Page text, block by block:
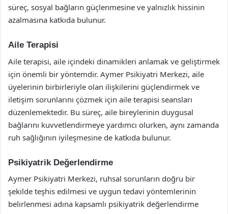
süreç, sosyal bağların güçlenmesine ve yalnızlık hissinin
azalmasına katkıda bulunur.
Aile Terapisi
Aile terapisi, aile içindeki dinamikleri anlamak ve geliştirmek
için önemli bir yöntemdir. Aymer Psikiyatri Merkezi, aile
üyelerinin birbirleriyle olan ilişkilerini güçlendirmek ve
iletişim sorunlarını çözmek için aile terapisi seansları
düzenlemektedir. Bu süreç, aile bireylerinin duygusal
bağlarını kuvvetlendirmeye yardımcı olurken, aynı zamanda
ruh sağlığının iyileşmesine de katkıda bulunur.
Psikiyatrik Değerlendirme
Aymer Psikiyatri Merkezi, ruhsal sorunların doğru bir
şekilde teşhis edilmesi ve uygun tedavi yöntemlerinin
belirlenmesi adına kapsamlı psikiyatrik değerlendirme